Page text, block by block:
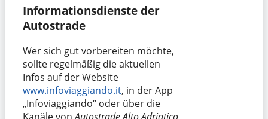
Informationsdienste der
Autostrade
Wer sich gut vorbereiten möchte,
sollte regelmäßig die aktuellen
Infos auf der Website
www.infoviaggiando.it, in der App
„Infoviaggiando“ oder über die